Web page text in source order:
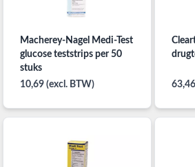
Macherey-Nagel Medi-Test
glucose teststrips per 50
stuks
10,69 (excl. BTW)